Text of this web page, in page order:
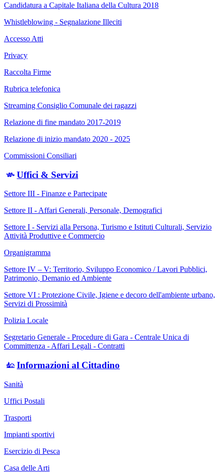
Candidatura a Capitale Italiana della Cultura 2018
Whistleblowing - Segnalazione Illeciti
Accesso Atti
Privacy
Raccolta Firme
Rubrica telefonica
Streaming Consiglio Comunale dei ragazzi
Relazione di fine mandato 2017-2019
Relazione di inizio mandato 2020 - 2025
Commissioni Consiliari
Uffici & Servizi
Settore III - Finanze e Partecipate
Settore II - Affari Generali, Personale, Demografici
Settore I - Servizi alla Persona, Turismo e Istituti Culturali, Servizio
Attività Produttive e Commercio
Organigramma
Settore IV – V: Territorio, Sviluppo Economico / Lavori Pubblici,
Patrimonio, Demanio ed Ambiente
Settore VI : Protezione Civile, Igiene e decoro dell'ambiente urbano,
Servizi di Prossimità
Polizia Locale
Segretario Generale - Procedure di Gara - Centrale Unica di
Committenza - Affari Legali - Contratti
Informazioni al Cittadino
Sanità
Uffici Postali
Trasporti
Impianti sportivi
Esercizio di Pesca
Casa delle Arti